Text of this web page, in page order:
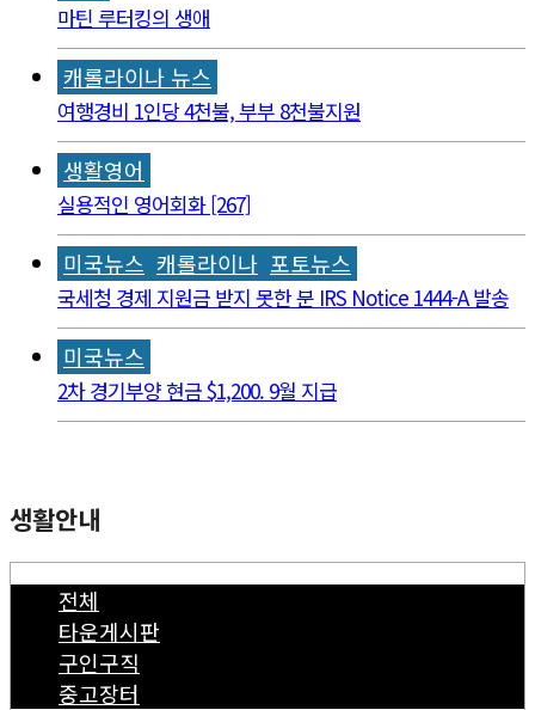
마틴 루터킹의 생애
캐롤라이나 뉴스
여행경비 1인당 4천불, 부부 8천불지원
생활영어
실용적인 영어회화 [267]
미국뉴스 캐롤라이나 포토뉴스
국세청 경제 지원금 받지 못한 분 IRS Notice 1444-A 발송
미국뉴스
2차 경기부양 현금 $1,200. 9월 지급
생활안내
전체
타운게시판
구인구직
중고장터